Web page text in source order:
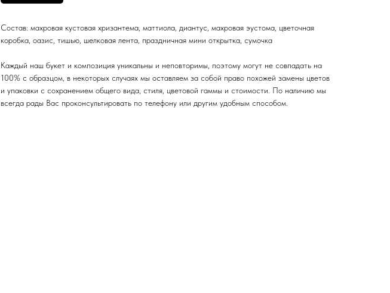
Состав: махровая кустовая хризантема, маттиола, диантус, махровая эустома, цветочная
коробка, оазис, тишью, шелковая лента, праздничная мини открытка, сумочка
Каждый наш букет и композиция уникальны и неповторимы, поэтому могут не совпадать на
100% с образцом, в некоторых случаях мы оставляем за собой право похожей замены цветов
и упаковки с сохранением общего вида, стиля, цветовой гаммы и стоимости. По наличию мы
всегда рады Вас проконсультировать по телефону или другим удобным способом.